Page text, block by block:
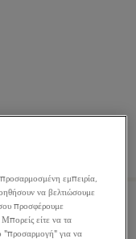
εμπειρία,
να βελτιώσουμε
προσφέρουμε
Μπορείς είτε να τα
"προσαρμογή" για να